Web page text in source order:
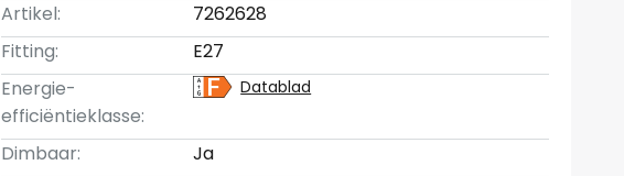
Artikel:
7262628
Fitting:
E27
Energie-
efficiëntieklasse:
Datablad
Dimbaar:
Ja